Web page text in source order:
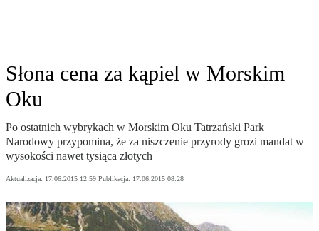
Słona cena za kąpiel w Morskim
Oku
Po ostatnich wybrykach w Morskim Oku Tatrzański Park
Narodowy przypomina, że za niszczenie przyrody grozi mandat w
wysokości nawet tysiąca złotych
Aktualizacja: 17.06.2015 12:59 Publikacja: 17.06.2015 08:28